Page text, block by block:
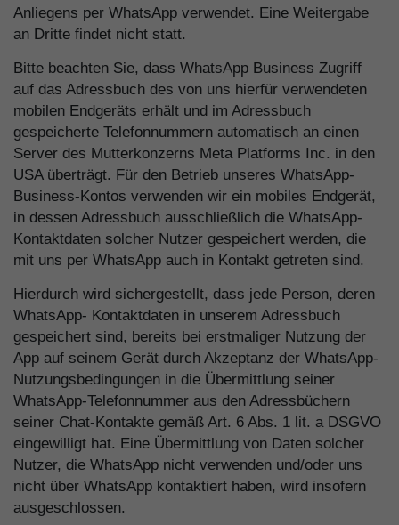
Anliegens per WhatsApp verwendet. Eine Weitergabe
an Dritte findet nicht statt.
Bitte beachten Sie, dass WhatsApp Business Zugriff
auf das Adressbuch des von uns hierfür verwendeten
mobilen Endgeräts erhält und im Adressbuch
gespeicherte Telefonnummern automatisch an einen
Server des Mutterkonzerns Meta Platforms Inc. in den
USA überträgt. Für den Betrieb unseres WhatsApp-
Business-Kontos verwenden wir ein mobiles Endgerät,
in dessen Adressbuch ausschließlich die WhatsApp-
Kontaktdaten solcher Nutzer gespeichert werden, die
mit uns per WhatsApp auch in Kontakt getreten sind.
Hierdurch wird sichergestellt, dass jede Person, deren
WhatsApp- Kontaktdaten in unserem Adressbuch
gespeichert sind, bereits bei erstmaliger Nutzung der
App auf seinem Gerät durch Akzeptanz der WhatsApp-
Nutzungsbedingungen in die Übermittlung seiner
WhatsApp-Telefonnummer aus den Adressbüchern
seiner Chat-Kontakte gemäß Art. 6 Abs. 1 lit. a DSGVO
eingewilligt hat. Eine Übermittlung von Daten solcher
Nutzer, die WhatsApp nicht verwenden und/oder uns
nicht über WhatsApp kontaktiert haben, wird insofern
ausgeschlossen.